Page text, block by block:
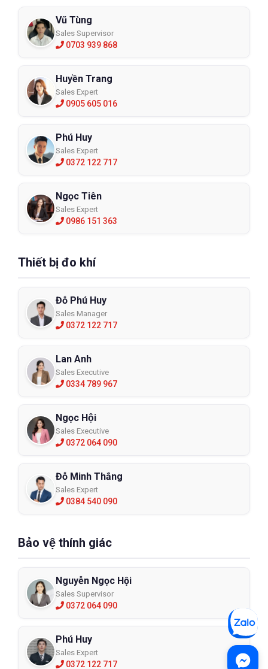
Vũ Tùng
Sales Supervisor
0703 939 868
Huyền Trang
Sales Expert
0905 605 016
Phú Huy
Sales Expert
0372 122 717
Ngọc Tiên
Sales Expert
0986 151 363
Thiết bị đo khí
Đỗ Phú Huy
Sales Manager
0372 122 717
Lan Anh
Sales Executive
0334 789 967
Ngọc Hội
Sales Executive
0372 064 090
Đỗ Minh Thắng
Sales Expert
0384 540 090
Bảo vệ thính giác
Nguyễn Ngọc Hội
Sales Supervisor
0372 064 090
Phú Huy
Sales Expert
0372 122 717